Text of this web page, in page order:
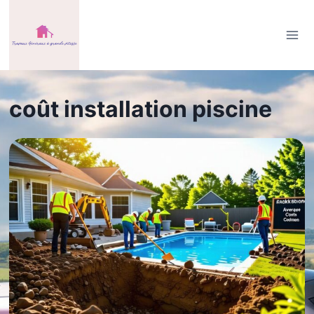
contenu
coût installation piscine